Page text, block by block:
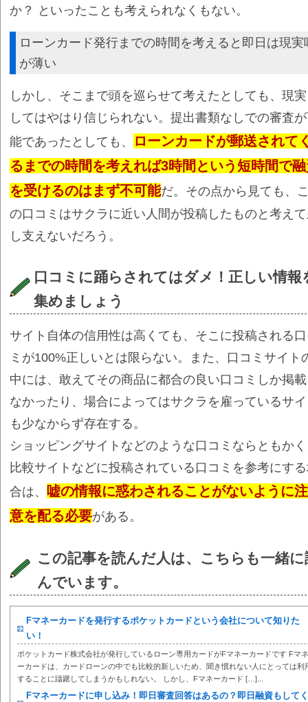
か？ といったことも考えられなくもない。
ローンカード発行までの時間を考えると即日は現実
が薄い
しかし、そこまで頭を巡らせて考えたとしても、現
してはやはり信じられない。提出書類なしでの審査
能であったとしても、
ローンカードが郵送されて
るまでの時間を考えれば3時間という短時間で
を受けるのはまず不可能だ。その点から見ても、
の口コミはサクラに近い人間が投稿したものと考え
し支えないだろう。
口コミに踊らされてはダメ！正しい情報
集めましょう
サイト自体の信用性は高くても、そこに投稿される
ミが100%正しいとは限らない。また、口コミサイト
中には、敢えてその商品に都合の良い口コミしか掲
なかったり、場合によってはサクラを雇っているサ
も少なからず存在する。
ショッピングサイトなどのような口コミならともか
比較サイトなどに投稿されている口コミを参考にす
合は、 嘘の情報に惑わされることがないように注
意を配る必要がある。
この記事を読んだ人は、こちらも一緒に
んでいます。
Fマネーカードを発行するポケットカードという会社について知りた
い！
ポケットカード株式会社が発行しているローン専用カードがFマネーカードです Fマネ
ーカードは、カードローンの中でも比較的新しいため、聞き慣れない人にとっては利
することに躊躇してしまうかもしれない。 しかし、Fマネーカード […]...
Fマネーカードに申し込み！即日審査回答はあるの？即日融資もしてく